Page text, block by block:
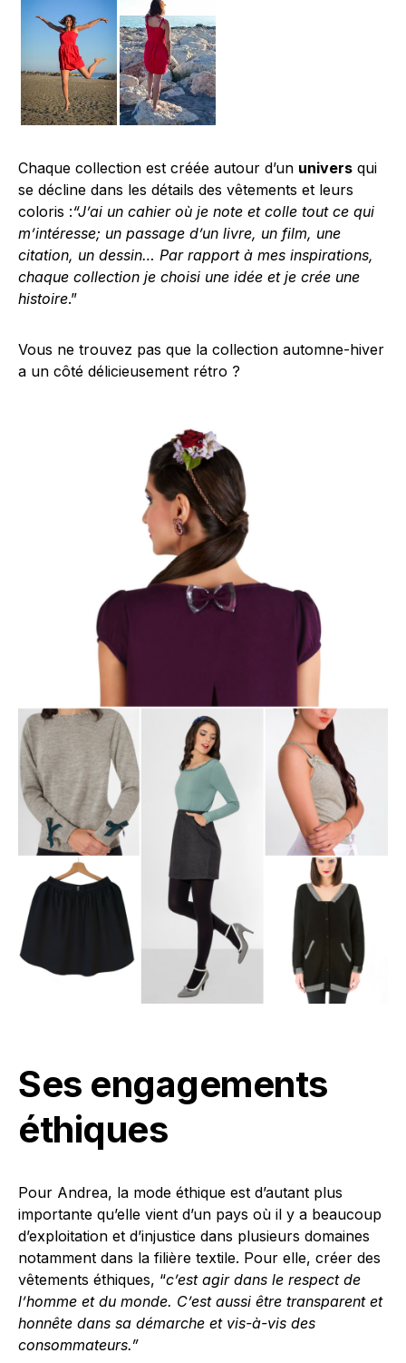
Chaque collection est créée autour d’un univers qui
se décline dans les détails des vêtements et leurs
coloris :“J’ai un cahier où je note et colle tout ce qui
m’intéresse; un passage d’un livre, un film, une
citation, un dessin… Par rapport à mes inspirations,
chaque collection je choisi une idée et je crée une
histoire.”
Vous ne trouvez pas que la collection automne-hiver
a un côté délicieusement rétro ?
Ses engagements
éthiques
Pour Andrea, la mode éthique est d’autant plus
importante qu’elle vient d’un pays où il y a beaucoup
d’exploitation et d’injustice dans plusieurs domaines
notamment dans la filière textile. Pour elle, créer des
vêtements éthiques, “c’est agir dans le respect de
l’homme et du monde. C’est aussi être transparent et
honnête dans sa démarche et vis-à-vis des
consommateurs.”